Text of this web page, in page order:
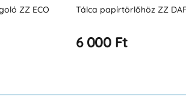
ZZ DARK Papírtörlő adagoló ZZ POP
6 147 Ft